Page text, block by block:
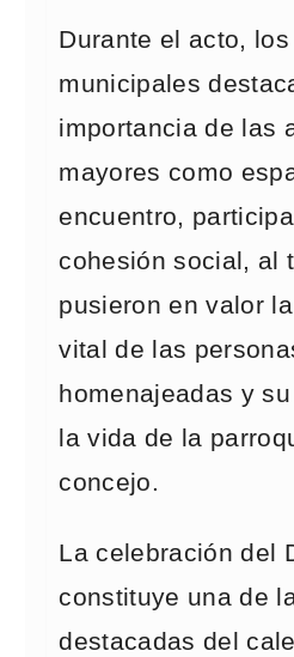
Durante el acto,
municipales
importancia de las
mayores como
encuentro,
cohesión social, al
pusieron en valor
vital de las
homenajeadas y
la vida de la
concejo.
La celebración del
constituye una de
destacadas del